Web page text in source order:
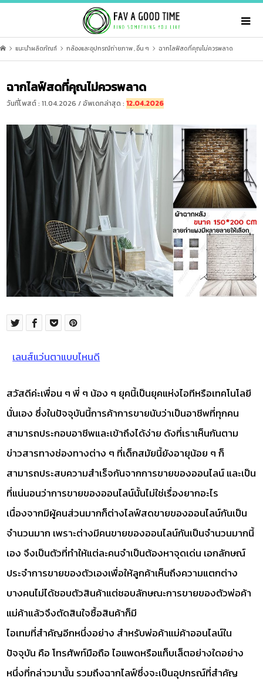
แนะนำผลิตภัณฑ์ กล้องและอุปกรณ์ถ่ายภาพ, อื่น ๆ ฉากไลฟ์สดที่คุณไม่ควรพลาด
ฉากไลฟ์สดที่คุณไม่ควรพลาด
วันที่โพสต์ : 11.04.2026 / อัพเดทล่าสุด :12.04.2026
เลนส์แว่นตาแบบไหนดี
สวัสดีค่ะเพื่อน ๆ พี่ ๆ น้อง ๆ ยุคนี้เป็นยุคแห่งไอทีหรือเทคโนโลยี
นั่นเอง ซึ่งในปัจจุบันนี้การค้าการขายนับว่าเป็นอาชีพที่ทุกคน
สามารถประกอบอาชีพและเข้าถึงได้ง่าย ดังที่เราเห็นกันตาม
ข่าวสารทางช่องทางต่าง ๆ ที่เด็กสมัยนี้ยังอายุน้อย ๆ ก็
สามารถประสบความสำเร็จกันจากการขายของออนไลน์ และเป็น
ที่แน่นอนว่าการขายของออนไลน์นั้นไม่ใช่เรื่องยากอะไร
เนื่องจากมีผู้คนส่วนมากก็ต่างไลฟ์สดขายของออนไลน์กันเป็น
จำนวนมาก เพราะต่างมีคนขายของออนไลน์กันเป็นจำนวนมากนี้
เอง จึงเป็นตัวที่ทำให้แต่ละคนจำเป็นต้องหาจุดเด่น เอกลักษณ์
ประจำการขายของตัวเองเพื่อให้ลูกค้าเห็นถึงความแตกต่าง
บางคนไม่ได้ชอบตัวสินค้าแต่ชอบลักษณะการขายของตัวพ่อค้า
แม่ค้าแล้วจึงตัดสินใจซื้อสินค้าก็มี
ไอเทมที่สำคัญอีกหนึ่งอย่าง สำหรับพ่อค้าแม่ค้าออนไลน์ใน
ปัจจุบัน คือ โทรศัพท์มือถือ ไอแพดหรือแท็บเล็ตอย่างใดอย่าง
หนึ่งที่กล่าวมานั้น รวมถึงฉากไลฟ์ซึ่งจะเป็นอุปกรณ์ที่สำคัญ